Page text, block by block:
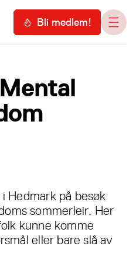
MenyBli medlem!
Hedmark på besøk
sommerleir. Her
kunne komme
eller bare slå av